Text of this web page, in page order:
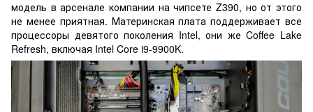
модель в арсенале компании на чипсете Z390, но от этого
не менее приятная. Материнская плата поддерживает все
процессоры девятого поколения Intel, они же Coffee Lake
Refresh, включая Intel Core i9-9900K.